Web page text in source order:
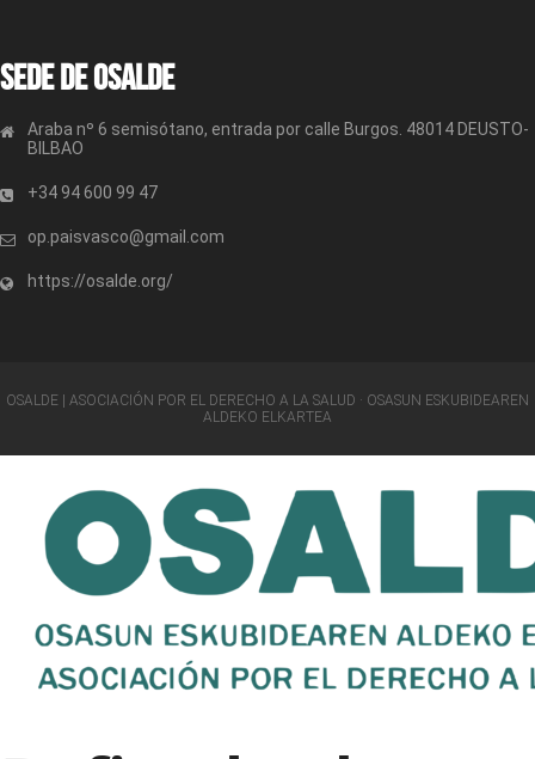
Sede de OSALDE
Araba nº 6 semisótano, entrada por calle Burgos. 48014 DEUSTO-
BILBAO
+34 94 600 99 47
op.paisvasco@gmail.com
https://osalde.org/
OSALDE | ASOCIACIÓN POR EL DERECHO A LA SALUD · OSASUN ESKUBIDEAREN
ALDEKO ELKARTEA